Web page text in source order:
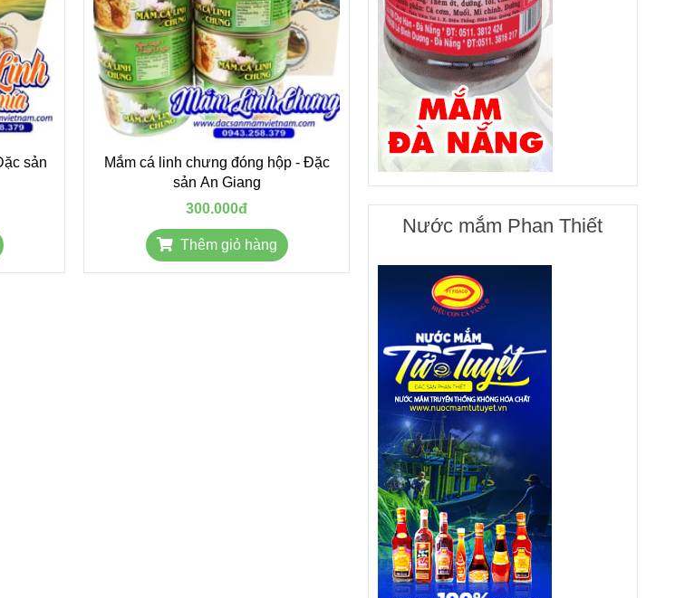
sản
Mắm cá linh chưng đóng hộp - Đặc
sản An Giang
300.000đ
Thêm giỏ hàng
Nước mắm Phan Thiết